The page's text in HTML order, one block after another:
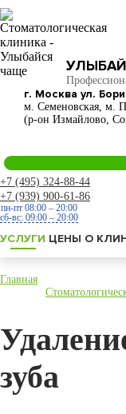
г. Москва ул.
м. Семеновская, м.
(р-он Измайлово,
+7 (495) 324-88-44
+7 (939) 900-61-86
пн-пт 08:00 – 20:00
сб-вс: 09:00 – 20:00
УСЛУГИ ЦЕНЫ О
Главная
зуба